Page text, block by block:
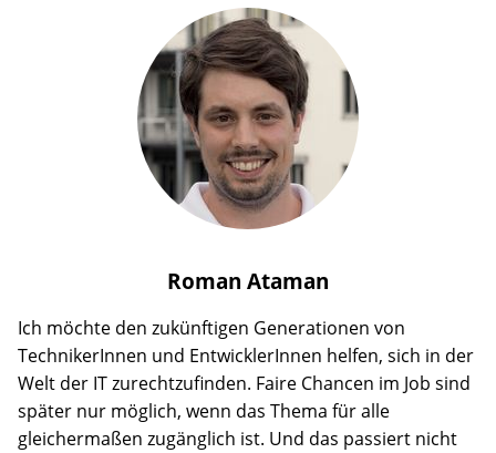
Roman Ataman
Ich möchte den zukünftigen Generationen von
TechnikerInnen und EntwicklerInnen helfen, sich in der
Welt der IT zurechtzufinden. Faire Chancen im Job sind
später nur möglich, wenn das Thema für alle
gleichermaßen zugänglich ist. Und das passiert nicht